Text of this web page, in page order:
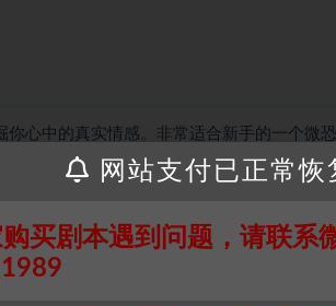
心中的真实情感。非常适合新手的一个微
系客服补发！！！网盘不限速下载神器→
理而来，仅供学习研究使用，请勿用于商业
网站支付已正常恢
买剧本遇到问题，请联系